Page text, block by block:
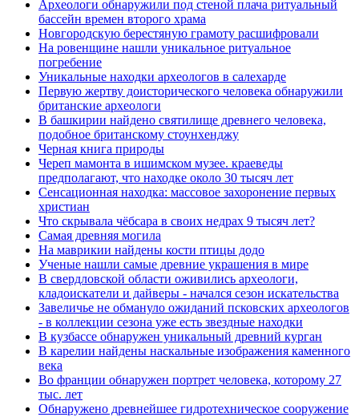
Археологи обнаружили под стеной плача ритуальный
бассейн времен второго храма
Новгородскую берестяную грамоту расшифровали
На ровенщине нашли уникальное ритуальное
погребение
Уникальные находки археологов в салехарде
Первую жертву доисторического человека обнаружили
британские археологи
В башкирии найдено святилище древнего человека,
подобное британскому стоунхенджу
Черная книга природы
Череп мамонта в ишимском музее. краеведы
предполагают, что находке около 30 тысяч лет
Сенсационная находка: массовое захоронение первых
христиан
Что скрывала чёбсара в своих недрах 9 тысяч лет?
Самая древняя могила
На маврикии найдены кости птицы додо
Ученые нашли самые древние украшения в мире
В свердловской области оживились археологи,
кладоискатели и дайверы - начался сезон искательства
Завеличье не обмануло ожиданий псковских археологов
- в коллекции сезона уже есть звездные находки
В кузбассе обнаружен уникальный древний курган
В карелии найдены наскальные изображения каменного
века
Во франции обнаружен портрет человека, которому 27
тыс. лет
Обнаружено древнейшее гидротехническое сооружение